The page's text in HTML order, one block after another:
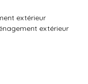
extérieur
extérieur